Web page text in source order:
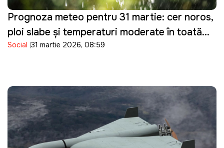
Prognoza meteo pentru 31 martie: cer noros,
ploi slabe și temperaturi moderate în toată
țara
Social 31 martie 2026, 08:59